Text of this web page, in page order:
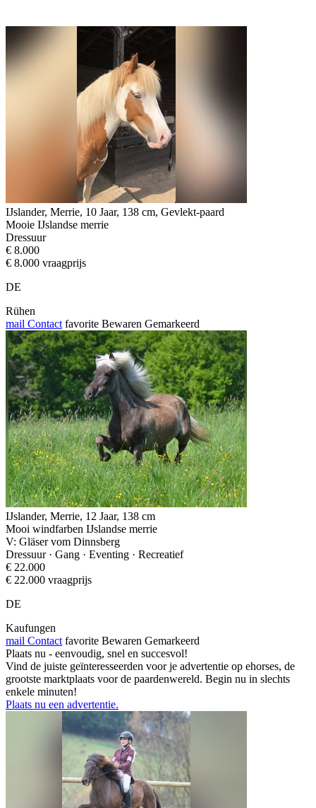
IJslander, Merrie, 10 Jaar, 138 cm, Gevlekt-paard
Mooie IJslandse merrie
Dressuur
€ 8.000
€ 8.000 vraagprijs
DE
Rühen
mail Contact favorite Bewaren Gemarkeerd
IJslander, Merrie, 12 Jaar, 138 cm
Mooi windfarben IJslandse merrie
V: Gläser vom Dinnsberg
Dressuur · Gang · Eventing · Recreatief
€ 22.000
€ 22.000 vraagprijs
DE
Kaufungen
mail Contact favorite Bewaren Gemarkeerd
Plaats nu - eenvoudig, snel en succesvol!
Vind de juiste geïnteresseerden voor je advertentie op ehorses, de
grootste marktplaats voor de paardenwereld. Begin nu in slechts
enkele minuten!
Plaats nu een advertentie.